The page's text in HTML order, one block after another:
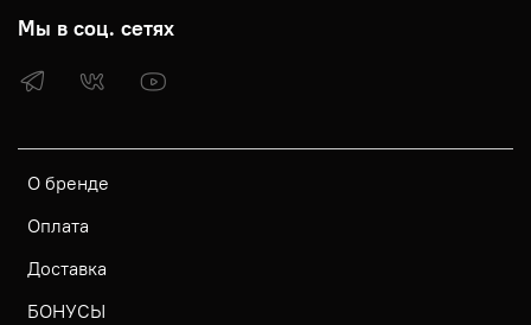
О бренде
Оплата
Доставка
БОНУСЫ
Мы в соц. сетях